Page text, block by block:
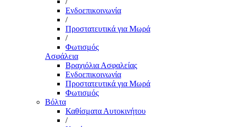
Ενδοεπικοινωνία
/
Προστατευτικά για Μωρά
/
Φωτισμός
Ασφάλεια
Βραχιόλια Ασφαλείας
Ενδοεπικοινωνία
Προστατευτικά για Μωρά
Φωτισμός
Βόλτα
Καθίσματα Αυτοκινήτου
/